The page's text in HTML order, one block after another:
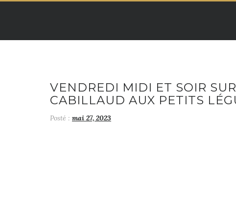
VENDREDI MIDI ET SOIR
CABILLAUD AUX PETITS
Posté : mai 27, 2023